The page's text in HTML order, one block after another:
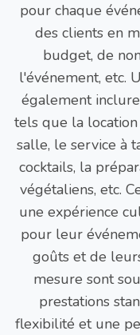
pour chaque
des clients en
budget, de
l'événement, etc.
également
tels que la
salle, le service à
cocktails, la
végétaliens, etc.
une expérience
pour leur
goûts et de
mesure sont
prestations
flexibilité et une